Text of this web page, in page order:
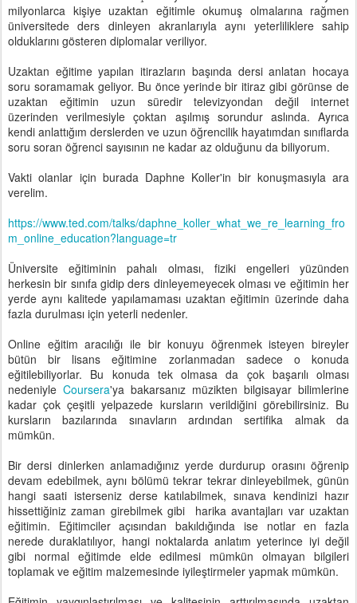
milyonlarca kişiye uzaktan eğitimle okumuş olmalarına rağmen
üniversitede ders dinleyen akranlarıyla aynı yeterliliklere sahip
olduklarını gösteren diplomalar veriliyor.
Uzaktan eğitime yapılan itirazların başında dersi anlatan hocaya
soru soramamak geliyor. Bu önce yerinde bir itiraz gibi görünse de
uzaktan eğitimin uzun süredir televizyondan değil internet
üzerinden verilmesiyle çoktan aşılmış sorundur aslında. Ayrıca
kendi anlattığım derslerden ve uzun öğrencilik hayatımdan sınıflarda
soru soran öğrenci sayısının ne kadar az olduğunu da biliyorum.
Vakti olanlar için burada Daphne Koller'in bir konuşmasıyla ara
verelim.
https://www.ted.com/talks/daphne_koller_what_we_re_learning_fro
m_online_education?language=tr
Üniversite eğitiminin pahalı olması, fiziki engelleri yüzünden
herkesin bir sınıfa gidip ders dinleyemeyecek olması ve eğitimin her
yerde aynı kalitede yapılamaması uzaktan eğitimin üzerinde daha
fazla durulması için yeterli nedenler.
Online eğitim aracılığı ile bir konuyu öğrenmek isteyen bireyler
bütün bir lisans eğitimine zorlanmadan sadece o konuda
eğitilebiliyorlar. Bu konuda tek olmasa da çok başarılı olması
nedeniyle Coursera'ya bakarsanız müzikten bilgisayar bilimlerine
kadar çok çeşitli yelpazede kursların verildiğini görebilirsiniz. Bu
kursların bazılarında sınavların ardından sertifika almak da
mümkün.
Bir dersi dinlerken anlamadığınız yerde durdurup orasını öğrenip
devam edebilmek, aynı bölümü tekrar tekrar dinleyebilmek, günün
hangi saati isterseniz derse katılabilmek, sınava kendinizi hazır
hissettiğiniz zaman girebilmek gibi harika avantajları var uzaktan
eğitimin. Eğitimciler açısından bakıldığında ise notlar en fazla
nerede duraklatılıyor, hangi noktalarda anlatım yeterince iyi değil
gibi normal eğitimde elde edilmesi mümkün olmayan bilgileri
toplamak ve eğitim malzemesinde iyileştirmeler yapmak mümkün.